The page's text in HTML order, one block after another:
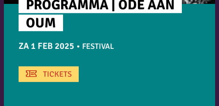
ZA 1 FEB 2025 • FESTIVAL
PROGRAMMA | ODE AAN
OUM
TICKETS